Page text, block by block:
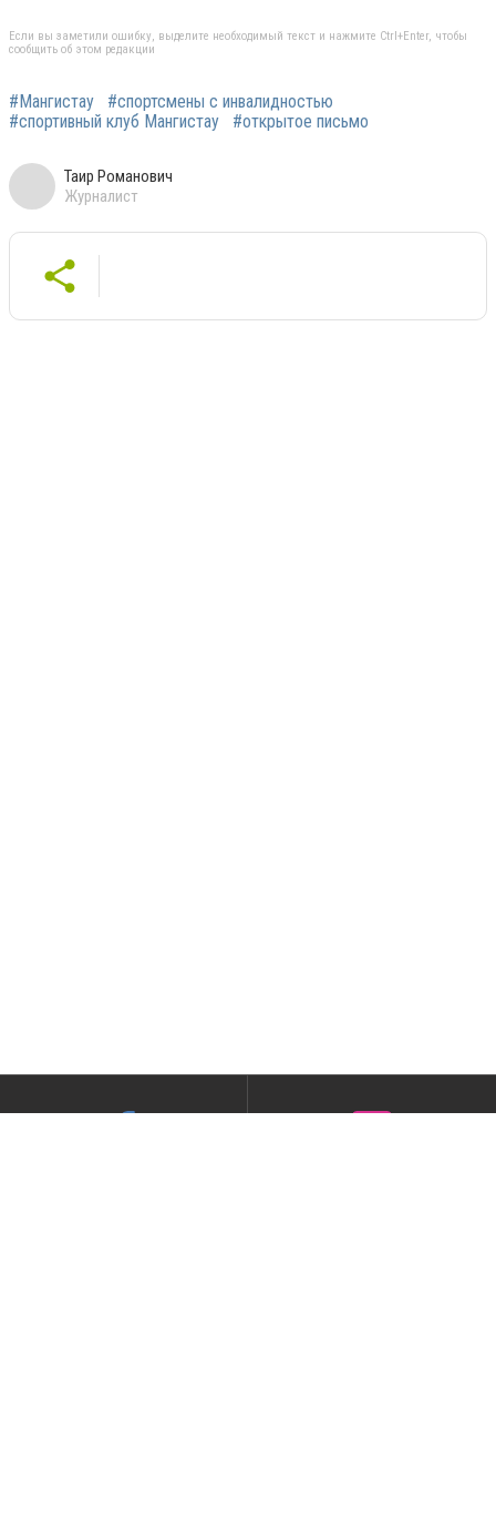
Если вы заметили ошибку, выделите необходимый текст и нажмите Ctrl+Enter, чтобы
сообщить об этом редакции
#Мангистау
#спортсмены с инвалидностью
#спортивный клуб Мангистау
#открытое письмо
Таир Романович
Журналист